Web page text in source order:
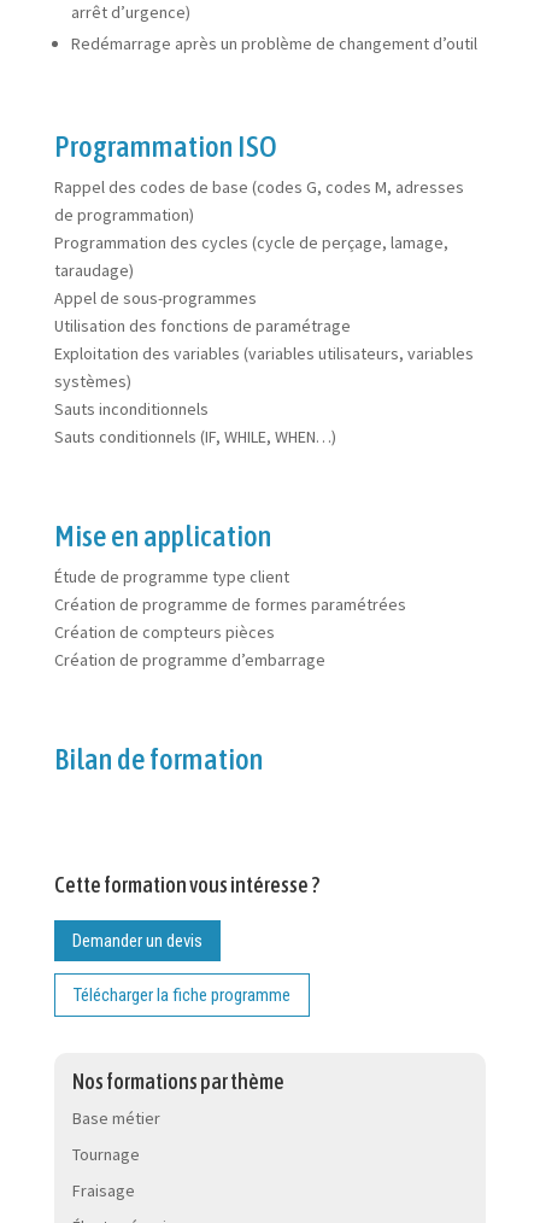
arrêt d’urgence)
Redémarrage après un problème de changement d’outil
Programmation ISO
Rappel des codes de base (codes G, codes M, adresses
de programmation)
Programmation des cycles (cycle de perçage, lamage,
taraudage)
Appel de sous-programmes
Utilisation des fonctions de paramétrage
Exploitation des variables (variables utilisateurs, variables
systèmes)
Sauts inconditionnels
Sauts conditionnels (IF, WHILE, WHEN…)
Mise en application
Étude de programme type client
Création de programme de formes paramétrées
Création de compteurs pièces
Création de programme d’embarrage
Bilan de formation
Cette formation vous intéresse ?
Demander un devis
Télécharger la fiche programme
Nos formations par thème
Base métier
Tournage
Fraisage